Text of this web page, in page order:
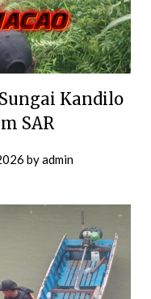
Kandilo
SAR
byadmin